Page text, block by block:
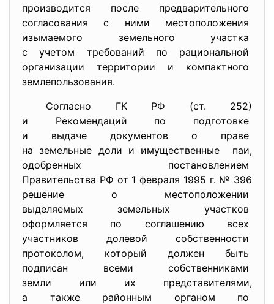
производится после предварительного
согласования с ними местоположения
изымаемого земельного участка
с учетом требований по рациональной
организации территории и компактного
землепользования.
Согласно ГК РФ (ст. 252)
и Рекомендаций по подготовке
и выдаче документов о праве
на земельные доли и имущественные паи,
одобренных постановлением
Правительства РФ от 1 февраля 1995 г. № 396
решение о местоположении
выделяемых земельных участков
оформляется по соглашению всех
участников долевой собственности
протоколом, который должен быть
подписан всеми собственниками
земли или их представителями,
а также районным органом по